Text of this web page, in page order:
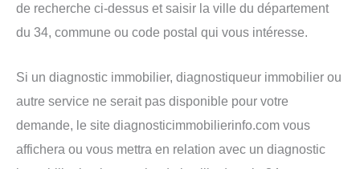
de recherche ci-dessus et saisir la ville du département
du 34, commune ou code postal qui vous intéresse.
Si un diagnostic immobilier, diagnostiqueur immobilier ou
autre service ne serait pas disponible pour votre
demande, le site diagnosticimmobilierinfo.com vous
affichera ou vous mettra en relation avec un diagnostic